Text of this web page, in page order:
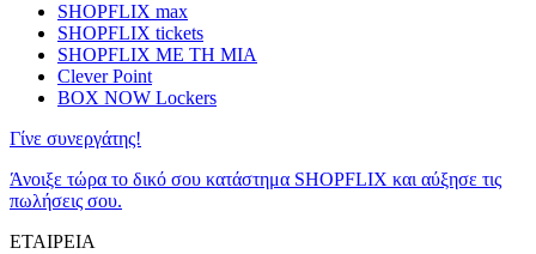
SHOPFLIX max
SHOPFLIX tickets
SHOPFLIX ΜΕ ΤΗ ΜΙΑ
Clever Point
BOX NOW Lockers
Γίνε συνεργάτης!
Άνοιξε τώρα το δικό σου κατάστημα SHOPFLIX και αύξησε τις
πωλήσεις σου.
ΕΤΑΙΡΕΙΑ